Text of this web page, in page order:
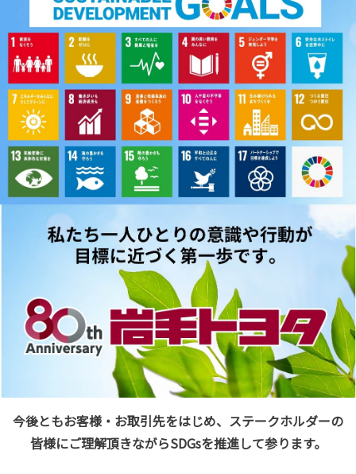
今後ともお客様・お取引先をはじめ、ステークホルダーの
皆様にご理解頂きながらSDGsを推進して参ります。